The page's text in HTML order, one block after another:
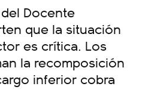
Docente
que la situación
es crítica. Los
la recomposición
inferior cobra